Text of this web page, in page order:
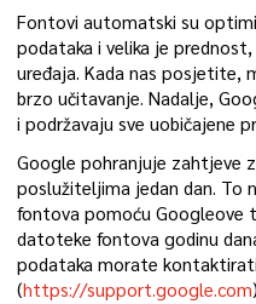
Fontovi automatski su
podataka i velika je
uređaja. Kada nas posjetite,
brzo učitavanje. Nadalje,
i podržavaju sve uobičajene
Google pohranjuje zahtjeve
poslužiteljima jedan dan. To
fontova pomoću Googleove
datoteke fontova godinu
podataka morate
(https://support.google.com